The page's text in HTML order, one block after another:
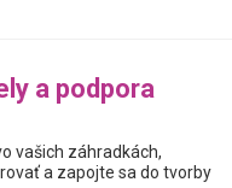
a podpora
vašich záhradkách,
a zapojte sa do tvorby